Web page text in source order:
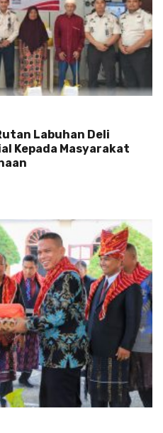
Labuhan Deli
Kepada Masyarakat